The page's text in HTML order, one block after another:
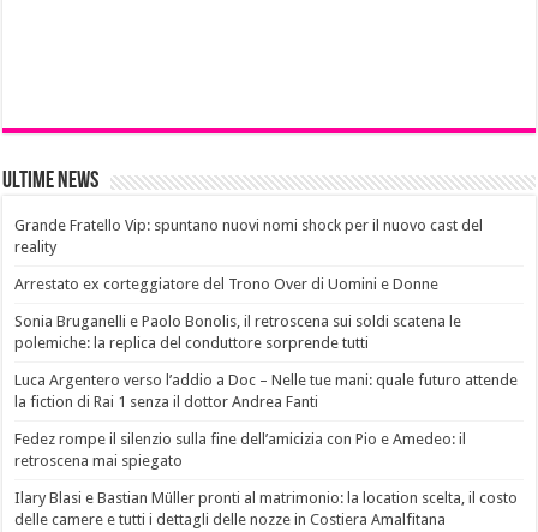
Ultime News
Grande Fratello Vip: spuntano nuovi nomi shock per il nuovo cast del
reality
Arrestato ex corteggiatore del Trono Over di Uomini e Donne
Sonia Bruganelli e Paolo Bonolis, il retroscena sui soldi scatena le
polemiche: la replica del conduttore sorprende tutti
Luca Argentero verso l’addio a Doc – Nelle tue mani: quale futuro attende
la fiction di Rai 1 senza il dottor Andrea Fanti
Fedez rompe il silenzio sulla fine dell’amicizia con Pio e Amedeo: il
retroscena mai spiegato
Ilary Blasi e Bastian Müller pronti al matrimonio: la location scelta, il costo
delle camere e tutti i dettagli delle nozze in Costiera Amalfitana